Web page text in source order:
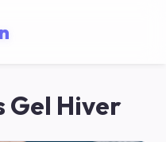
Gel Hiver